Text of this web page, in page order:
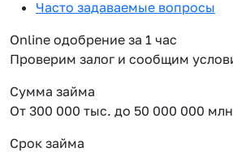
Часто задаваемые вопросы
Online одобрение за 1 час
Проверим залог и сообщим
Сумма займа
От 300 000 тыс. до 50 000 000
Срок займа